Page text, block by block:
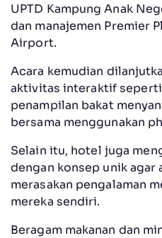
UPTD Kampung Anak
dan manajemen Premier
Airport.
Acara kemudian
aktivitas interaktif seperti
penampilan bakat
bersama menggunakan
Selain itu, hotel juga
dengan konsep unik agar
merasakan pengalaman
mereka sendiri.
Beragam makanan dan